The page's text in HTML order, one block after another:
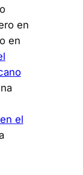
en
en
el